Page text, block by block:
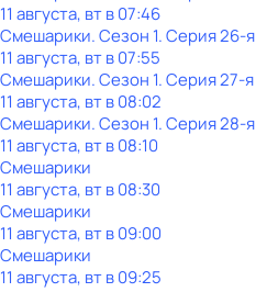
11 августа, вт в 07:46
Смешарики. Сезон 1. Серия 26-я
11 августа, вт в 07:55
Смешарики. Сезон 1. Серия 27-я
11 августа, вт в 08:02
Смешарики. Сезон 1. Серия 28-я
11 августа, вт в 08:10
Смешарики
11 августа, вт в 08:30
Смешарики
11 августа, вт в 09:00
Смешарики
11 августа, вт в 09:25